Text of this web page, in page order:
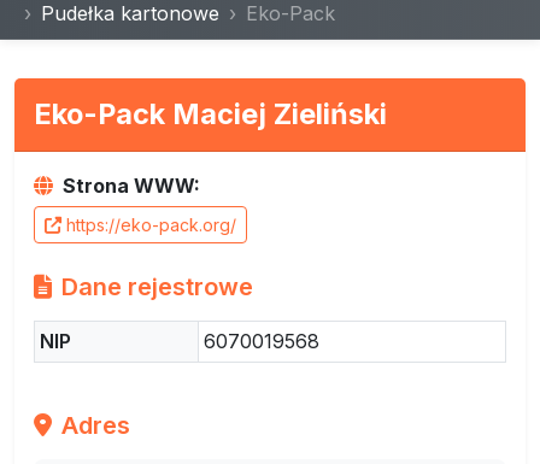
Pudełka kartonowe
Eko-Pack
Eko-Pack Maciej Zieliński
Strona WWW:
https://eko-pack.org/
Dane rejestrowe
NIP 6070019568
Adres